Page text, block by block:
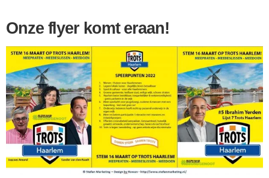
Onze flyer komt eraan!